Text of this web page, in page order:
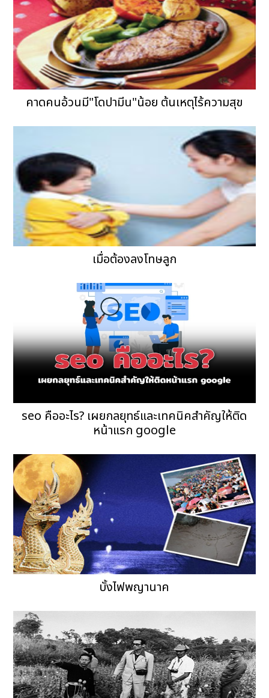
คาดคนอ้วนมี"โดปามีน"น้อย ต้นเหตุไร้ความสุข
เมื่อต้องลงโทษลูก
seo คืออะไร? เผยกลยุทธ์และเทคนิคสำคัญให้ติด
หน้าแรก google
บั้งไฟพญานาค